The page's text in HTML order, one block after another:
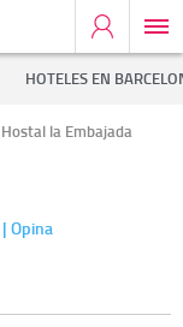
HOTELES EN
Hostal la Embajada
| Opina